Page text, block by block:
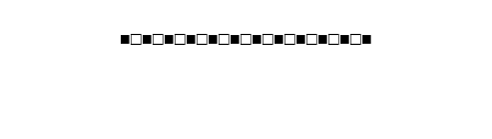
■□■□■□■□■□■□■□■□■□■□■□■